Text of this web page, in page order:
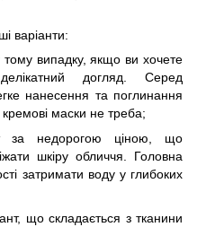
варіанти:
тому випадку, якщо ви хочете
догляд. Серед
нанесення та поглинання
маски не треба;
за недорогою ціною, що
шкіру обличчя. Головна
затримати воду у глибоких
що складається з тканини